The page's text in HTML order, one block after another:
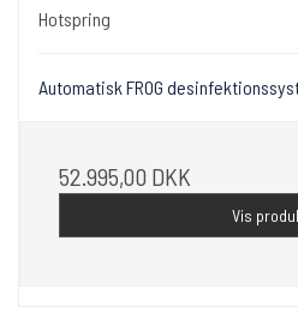
Hotspring
Automatisk FROG
52.995,00 DKK
Vis